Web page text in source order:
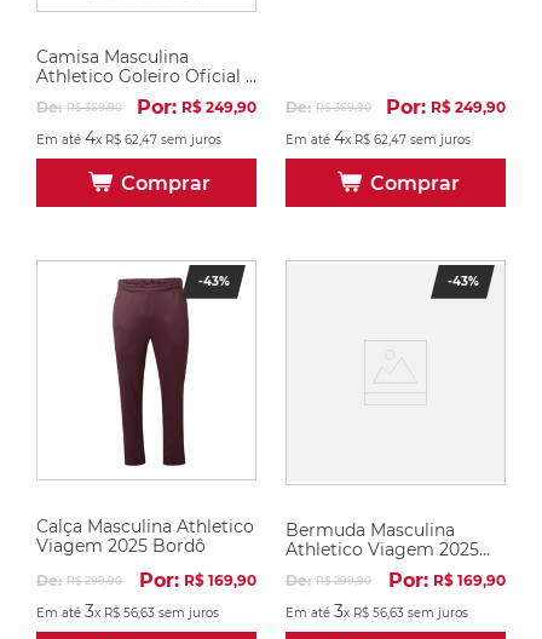
Camisa Masculina
Athletico Goleiro Oficial 2
De: R$369,90 Por: R$ 249,90
Em até 4x R$ 62,47 sem juros
Comprar
De: R$369,90 Por: R$ 249,90
Em até 4x R$ 62,47 sem juros
Comprar
-43%
Calça Masculina Athletico
Viagem 2025 Bordô
De: R$299,90 Por: R$ 169,90
Em até 3x R$ 56,63 sem juros
-43%
Bermuda Masculina
Athletico Viagem 2025
De: R$299,90 Por: R$ 169,90
Em até 3x R$ 56,63 sem juros